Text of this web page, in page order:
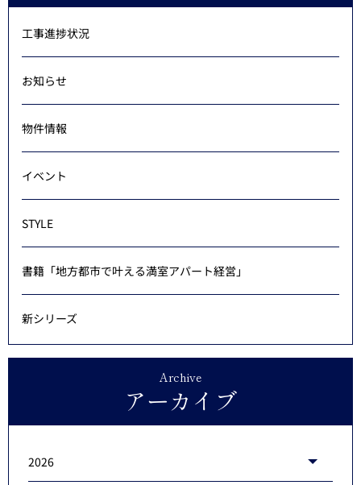
工事進捗状況
お知らせ
物件情報
イベント
STYLE
書籍「地方都市で叶える満室アパート経営」
新シリーズ
Archive
アーカイブ
2026